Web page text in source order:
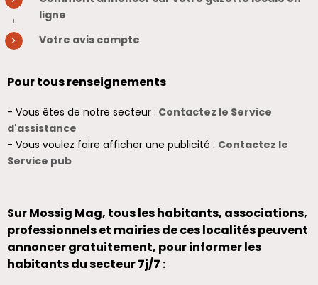
ligne
Votre avis compte
Pour tous renseignements
- Vous êtes de notre secteur : Contactez le Service
d'assistance
- Vous voulez faire afficher une publicité : Contactez le
Service pub
Sur Mossig Mag, tous les habitants, associations,
professionnels et mairies de ces localités peuvent
annoncer gratuitement, pour informer les
habitants du secteur 7j/7 :